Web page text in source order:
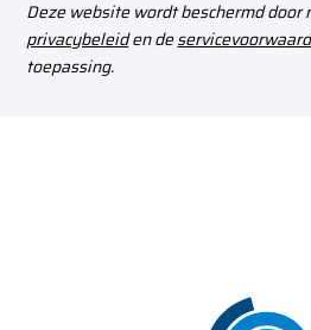
Deze website wordt beschermd door
privacybeleiden de
toepassing.